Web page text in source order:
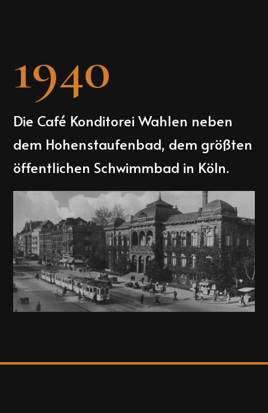
1940
Die Café Konditorei Wahlen neben
dem Hohenstaufenbad, dem größten
öffentlichen Schwimmbad in Köln.